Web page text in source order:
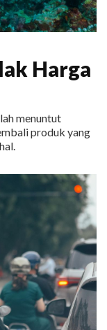
Harga
menuntut
produk yang